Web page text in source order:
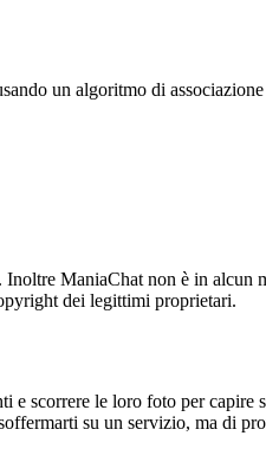
un algoritmo di
ManiaChat non è in alcun
dei legittimi proprietari.
scorrere le loro foto per capire
su un servizio, ma di